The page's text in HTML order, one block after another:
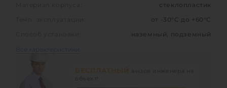
стеклопластик
от -30°C до +60°C
наземный, подземный